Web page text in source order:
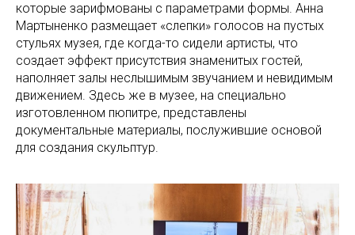
которые зарифмованы с параметрами формы. Анна
Мартыненко размещает «слепки» голосов на пустых
стульях музея, где когда-то сидели артисты, что
создает эффект присутствия знаменитых гостей,
наполняет залы неслышимым звучанием и невидимым
движением. Здесь же в музее, на специально
изготовленном пюпитре, представлены
документальные материалы, послужившие основой
для создания скульптур.